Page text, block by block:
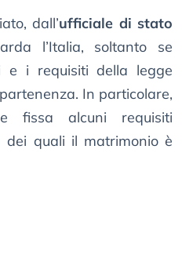
dall’ufficiale di stato
l’Italia, soltanto se
e i requisiti della legge
In particolare,
fissa alcuni requisiti
dei quali il matrimonio è